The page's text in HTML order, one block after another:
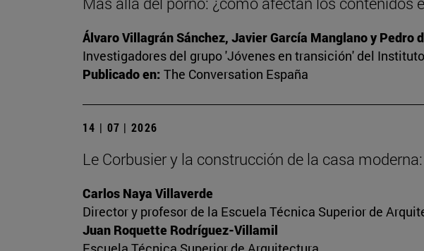
Álvaro Villagrán Sánchez, Javier García Manglano y Pedro
Investigadores del grupo 'Jóvenes en transición' del
Publicado en: The Conversation España
14 | 07 | 2026
Le Corbusier y la construcción de la casa
Carlos Naya Villaverde
Director y profesor de la Escuela Técnica Superior de
Juan Roquette Rodríguez-Villamil